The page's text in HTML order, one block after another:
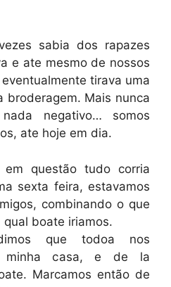
sabia dos rapazes
e ate mesmo de nossos
tirava uma
broderagem. Mais nunca
negativo… somos
ate hoje em dia.
questão tudo corria
sexta feira, estavamos
combinando o que
boate iriamos.
que todoa nos
minha casa, e de la
Marcamos então de